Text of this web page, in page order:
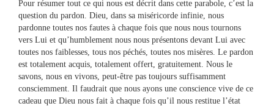
Pour résumer tout ce qui nous est décrit dans cette parabole, c’est la
question du pardon. Dieu, dans sa miséricorde infinie, nous
pardonne toutes nos fautes à chaque fois que nous nous tournons
vers Lui et qu’humblement nous nous présentons devant Lui avec
toutes nos faiblesses, tous nos péchés, toutes nos misères. Le pardon
est totalement acquis, totalement offert, gratuitement. Nous le
savons, nous en vivons, peut-être pas toujours suffisamment
consciemment. Il faudrait que nous ayons une conscience vive de ce
cadeau que Dieu nous fait à chaque fois qu’il nous restitue l’état